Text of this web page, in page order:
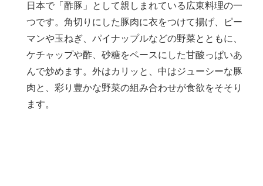
日本で「酢豚」として親しまれている広東料理の一
つです。角切りにした豚肉に衣をつけて揚げ、ピー
マンや玉ねぎ、パイナップルなどの野菜とともに、
ケチャップや酢、砂糖をベースにした甘酸っぱいあ
んで炒めます。外はカリッと、中はジューシーな豚
肉と、彩り豊かな野菜の組み合わせが食欲をそそり
ます。